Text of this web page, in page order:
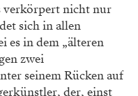
verkörpert nicht nur
sich in allen
es in dem „älteren
zwei
seinem Rücken auf
der, einst